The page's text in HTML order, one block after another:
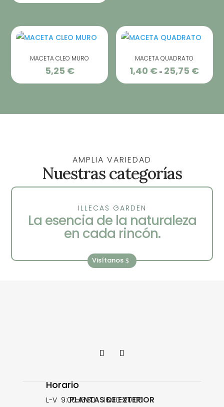
MACETA CLEO MURO
5,25 €
MACETA QUADRATO
1,40 € - 25,75 €Rango
de
AMPLIA VARIEDAD
Nuestras categorías
ILLECAS GARDEN
La esencia de la naturaleza
en cada rincón.
Visítanos
Horario
L-V 9:00-13:30 16:30-20:00
PLANTAS DE EXTERIOR